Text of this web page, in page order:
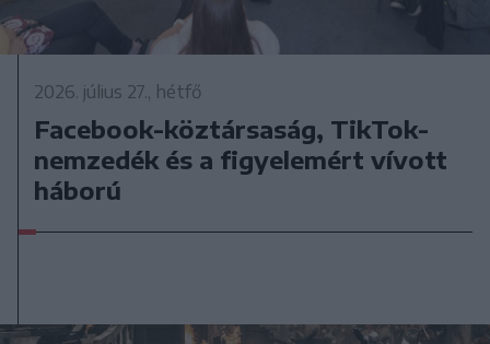
2026. július 27., hétfő
Facebook-köztársaság, TikTok-
nemzedék és a figyelemért vívott
háború